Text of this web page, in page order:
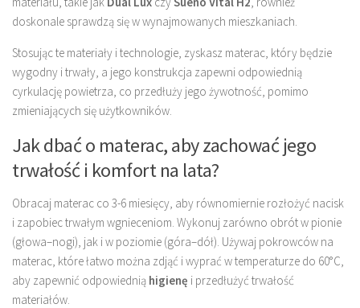
doskonale sprawdzą się w wynajmowanych mieszkaniach.
Stosując te materiały i technologie, zyskasz materac, który będzie
wygodny i trwały, a jego konstrukcja zapewni odpowiednią
cyrkulację powietrza, co przedłuży jego żywotność, pomimo
zmieniających się użytkowników.
Jak dbać o materac, aby zachować jego
trwałość i komfort na lata?
Obracaj materac co 3-6 miesięcy, aby równomiernie rozłożyć nacisk
i zapobiec trwałym wgnieceniom. Wykonuj zarówno obrót w pionie
(głowa–nogi), jak i w poziomie (góra–dół). Używaj pokrowców na
materac, które łatwo można zdjąć i wyprać w temperaturze do 60°C,
aby zapewnić odpowiednią higienę i przedłużyć trwałość
materiałów.